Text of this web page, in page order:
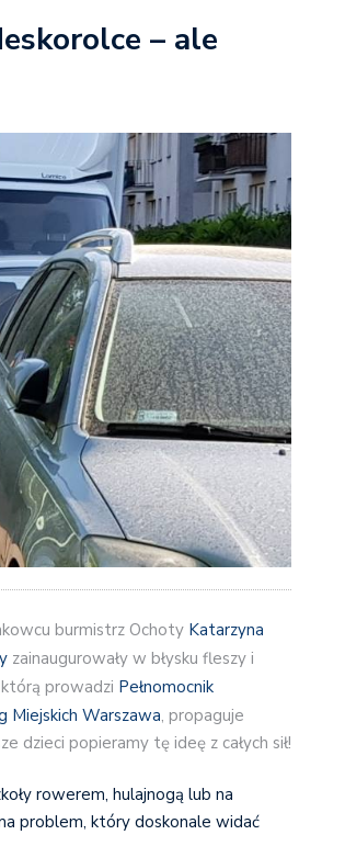
– ale
burmistrz Ochoty Katarzyna
zainaugurowały w błysku fleszy i
którą prowadzi Pełnomocnik
Miejskich Warszawa, propaguje
dzieci popieramy tę ideę z całych sił!
rowerem, hulajnogą lub na
problem, który doskonale widać